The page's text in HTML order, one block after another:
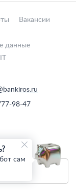
Вакансии
данные
98-47
сам